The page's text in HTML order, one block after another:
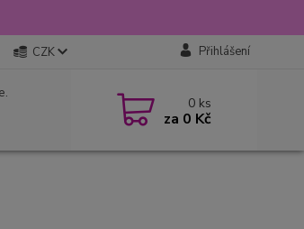
CZK Přihlášení
0 ks
za 0 Kč